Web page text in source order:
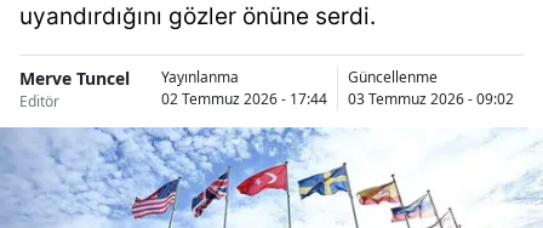
uyandırdığını gözler önüne serdi.
Merve Tuncel
Editör
Yayınlanma
02 Temmuz 2026 - 17:44
Güncellenme
03 Temmuz 2026 - 09:02